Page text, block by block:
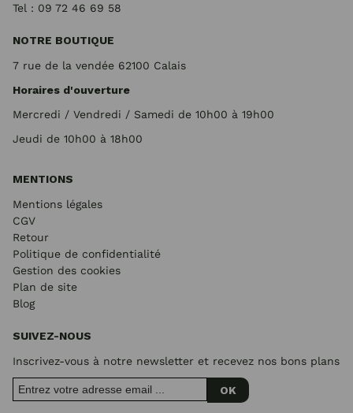
Tel : 09 72 46 69 58
NOTRE BOUTIQUE
7 rue de la vendée 62100 Calais
Horaires d'ouverture
Mercredi / Vendredi / Samedi de 10h00 à 19h00
Jeudi de 10h00 à 18h00
MENTIONS
Mentions légales
CGV
Retour
Politique de confidentialité
Gestion des cookies
Plan de site
Blog
SUIVEZ-NOUS
Inscrivez-vous à notre newsletter et recevez nos bons plans
OK